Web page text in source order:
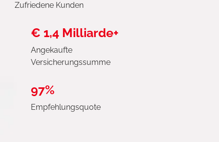
Zufriedene Kunden
€ 1,4 Milliarde+
Angekaufte
Versicherungssumme
97%
Empfehlungsquote